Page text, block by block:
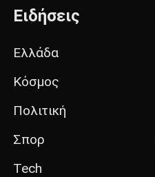
Ειδήσεις
Ελλάδα
Κόσμος
Πολιτική
Σπορ
Tech